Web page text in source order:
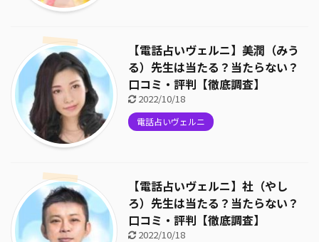
【電話占いヴェルニ】美潤（みう
る）先生は当たる？当たらない？
口コミ・評判【徹底調査】
2022/10/18
電話占いヴェルニ
【電話占いヴェルニ】社（やし
ろ）先生は当たる？当たらない？
口コミ・評判【徹底調査】
2022/10/18